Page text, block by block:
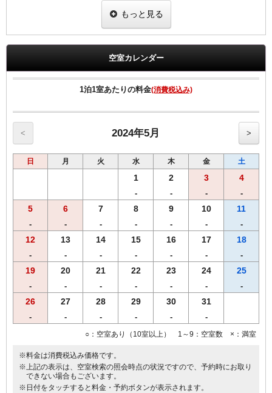
◎見たい時に視聴ができる！
◎早送り・巻き戻し可能！
※領収書にはルームシアター(VOD)の明細は載らず、ご宿泊代のみの
◆◆◆朝食のご案内◆◆◆
≪朝食メニュー≫2024年5月8日よりリニューアル
・自慢の焼きたてパン
・挽きたて香り豊かなコーヒー
・果汁１００％オレンジジュース/野菜ジュース
・味付半熟ゆで玉子
・北海道で育ったゴロゴロ野菜カレー
・フレッシュサラダ
・オーガニックグラノーラ
くださいませ
【営業時間】1階レストランにて6時30分から10時00分まで(ｵｰﾀﾞｰｽﾄｯ
【Ｗi－Ｆi】全席でご利用いただけます。
◆◆◆客室のご案内◆◆◆
●加湿空気清浄機完備
●洗浄機付きトイレ完備
●枕元にUSBコンセント設置
●バゲージラック設置
●薄型液晶テレビ
もっと見る
空室カレンダー
1泊1室あたりの料金(消費税込み)
< 2024年5月 >
日 月 火 水 木 金 土
1
-
2
-
3
-
4
-
5
-
6
-
7
-
8
-
9
-
10
-
11
-
12
-
13
-
14
-
15
-
16
-
17
-
18
-
19
-
20
-
21
-
22
-
23
-
24
-
25
-
26
-
27
-
28
-
29
-
30
-
31
-
○：空室あり（10室以上） 1～9：空室数 ×：満室
※料金は消費税込み価格です。
※上記の表示は、空室検索の照会時点の状況ですので、予約時にお取り
できない場合もございます。
※日付をタッチすると料金・予約ボタンが表示されます。